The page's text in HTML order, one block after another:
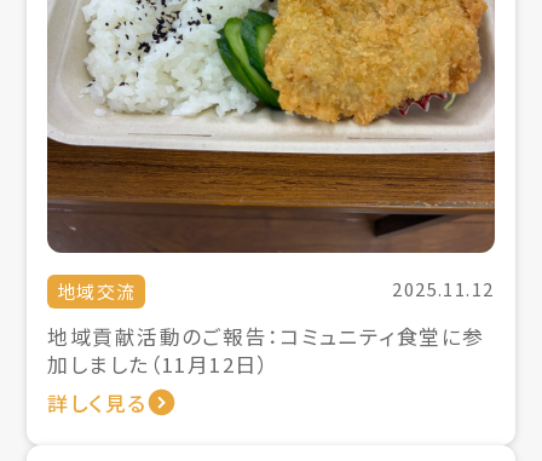
地域交流 2025.11.12
地域貢献活動のご報告：コミュニティ食堂に参
加しました（11月12日）
詳しく見る